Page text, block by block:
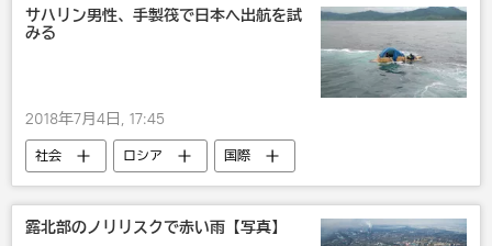
ロシア
サハリン男性、手製筏で日本へ出航を試
みる
2018年7月4日, 17:45
社会 ロシア
国際
災害・事故・事件
びっくり
露北部のノリリスクで赤い雨【写真】